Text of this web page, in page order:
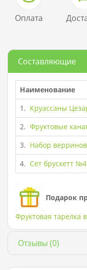
Составляющие
Наименование
1. Круассаны
2. Фруктовые
3. Набор
4. Сет брускетт
Подарок
Фруктовая тарелка
Отзывы (0)
Оплата